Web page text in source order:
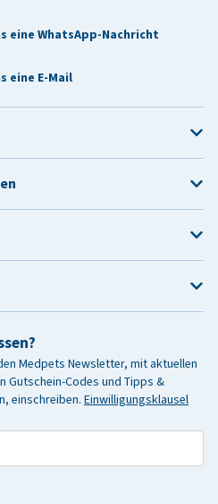
eine WhatsApp-Nachricht
eine E-Mail
Medpets Newsletter, mit aktuellen
Gutschein-Codes und Tipps &
einschreiben. Einwilligungsklausel